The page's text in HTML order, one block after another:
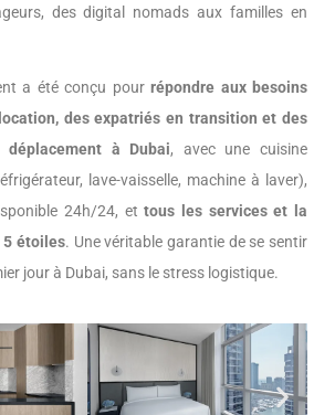
des digital nomads aux familles en
a été conçu pour répondre aux besoins
des expatriés en transition et des
déplacement à Dubai, avec une cuisine
lave-vaisselle, machine à laver),
24h/24, ettous les services et la
5 étoiles. Une véritable garantie de se sentir
jour à Dubai, sans le stress logistique.